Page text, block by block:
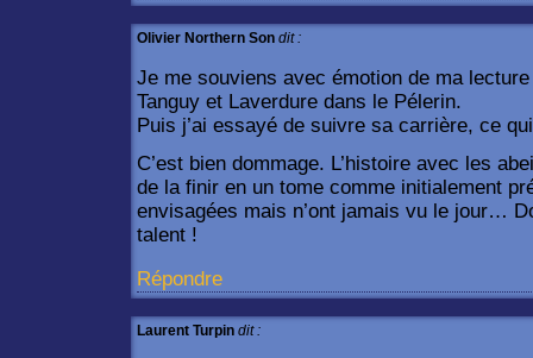
Olivier Northern Son dit :
Je me souviens avec émotion de ma
Tanguy et Laverdure dans le Pélerin.
Puis j’ai essayé de suivre sa carrière, ce
C’est bien dommage. L’histoire avec les
de la finir en un tome comme initialement
envisagées mais n’ont jamais vu le jour…
talent !
Répondre
Laurent Turpin dit :